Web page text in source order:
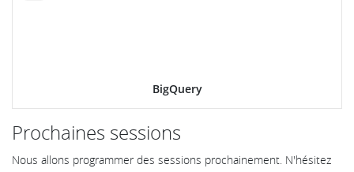
BigQuery
Prochaines sessions
Nous allons programmer des sessions prochainement. N'hésitez